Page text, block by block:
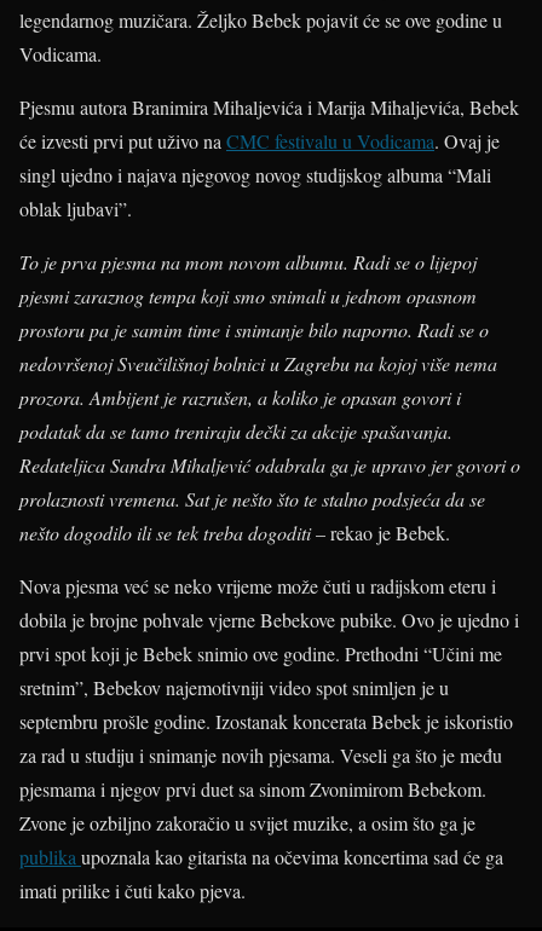
legendarnog muzičara. Željko Bebek pojavit će se ove godine u
Vodicama.
Pjesmu autora Branimira Mihaljevića i Marija Mihaljevića, Bebek
će izvesti prvi put uživo na CMC festivalu u Vodicama. Ovaj je
singl ujedno i najava njegovog novog studijskog albuma “Mali
oblak ljubavi”.
To je prva pjesma na mom novom albumu. Radi se o lijepoj
pjesmi zaraznog tempa koji smo snimali u jednom opasnom
prostoru pa je samim time i snimanje bilo naporno. Radi se o
nedovršenoj Sveučilišnoj bolnici u Zagrebu na kojoj više nema
prozora. Ambijent je razrušen, a koliko je opasan govori i
podatak da se tamo treniraju dečki za akcije spašavanja.
Redateljica Sandra Mihaljević odabrala ga je upravo jer govori o
prolaznosti vremena. Sat je nešto što te stalno podsjeća da se
nešto dogodilo ili se tek treba dogoditi– rekao je Bebek.
Nova pjesma već se neko vrijeme može čuti u radijskom eteru i
dobila je brojne pohvale vjerne Bebekove pubike. Ovo je ujedno i
prvi spot koji je Bebek snimio ove godine. Prethodni “Učini me
sretnim”, Bebekov najemotivniji video spot snimljen je u
septembru prošle godine. Izostanak koncerata Bebek je iskoristio
za rad u studiju i snimanje novih pjesama. Veseli ga što je među
pjesmama i njegov prvi duet sa sinom Zvonimirom Bebekom.
Zvone je ozbiljno zakoračio u svijet muzike, a osim što ga je
publika upoznala kao gitarista na očevima koncertima sad će ga
imati prilike i čuti kako pjeva.